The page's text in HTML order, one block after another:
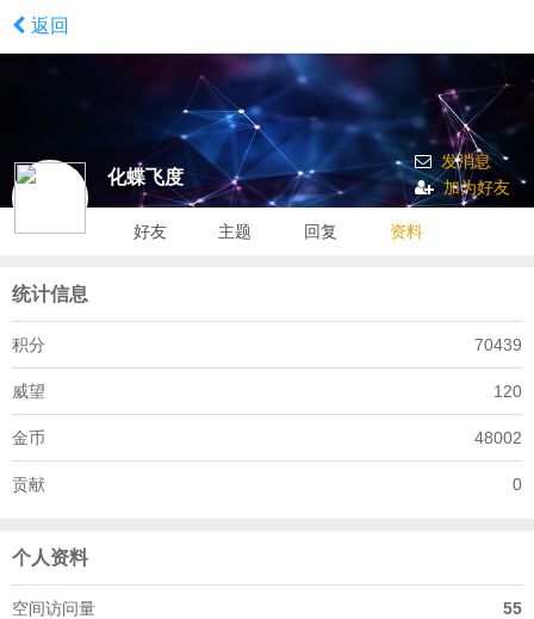
返回
化蝶飞度
发消息
加为好友
好友 主题 回复 资料
统计信息
积分 70439
威望 120
金币 48002
贡献 0
个人资料
空间访问量 55